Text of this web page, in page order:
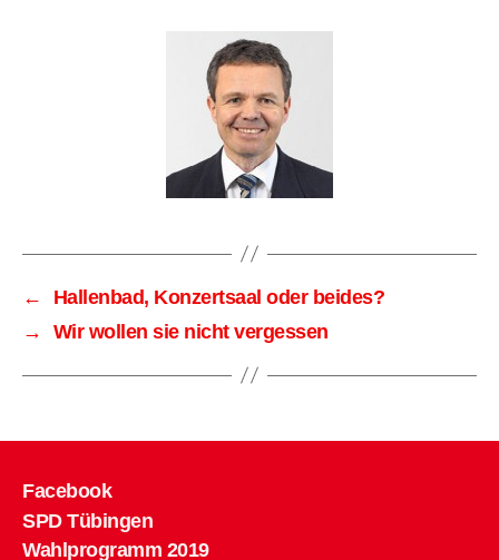
←
Hallenbad, Konzertsaal oder beides?
→
Wir wollen sie nicht vergessen
Facebook
SPD Tübingen
Wahlprogramm 2019